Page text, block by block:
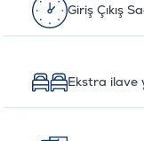
Giriş Çıkış
Ekstra ilave